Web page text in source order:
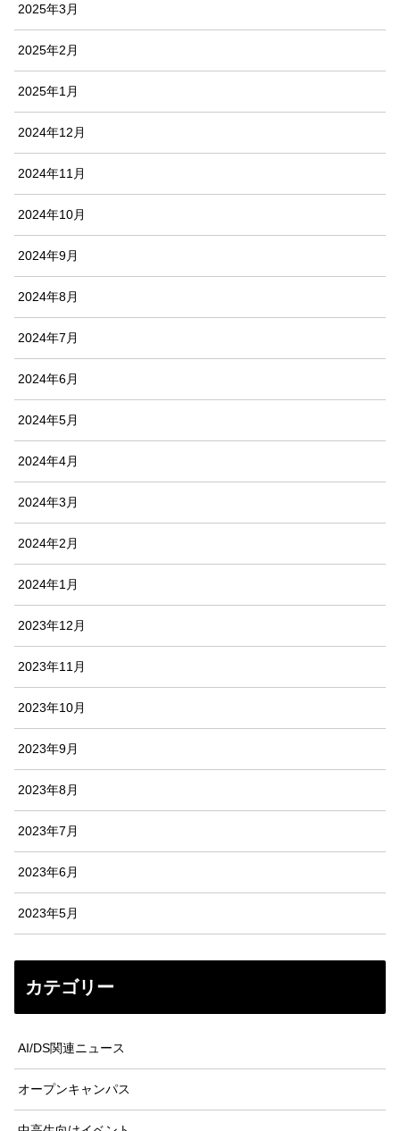
2025年3月
2025年2月
2025年1月
2024年12月
2024年11月
2024年10月
2024年9月
2024年8月
2024年7月
2024年6月
2024年5月
2024年4月
2024年3月
2024年2月
2024年1月
2023年12月
2023年11月
2023年10月
2023年9月
2023年8月
2023年7月
2023年6月
2023年5月
カテゴリー
AI/DS関連ニュース
オープンキャンパス